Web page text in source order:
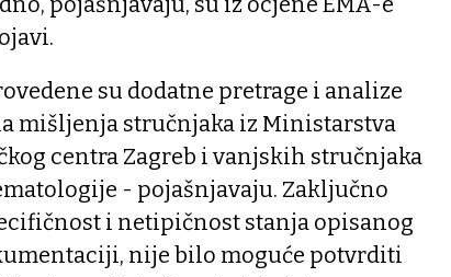
su dodatne pretrage i analize
mišljenja stručnjaka iz Ministarstva
centra Zagreb i vanjskih stručnjaka
- pojašnjavaju. Zaključno
i netipičnost stanja opisanog
nije bilo moguće potvrditi